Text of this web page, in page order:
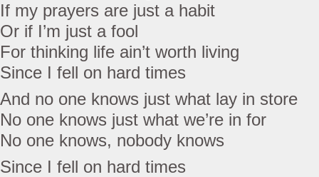
If my prayers are just a habit
Or if I’m just a fool
For thinking life ain’t worth living
Since I fell on hard times
And no one knows just what lay in store
No one knows just what we’re in for
No one knows, nobody knows
Since I fell on hard times